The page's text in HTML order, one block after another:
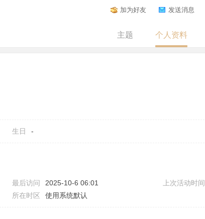
加为好友 发送消息
主题 个人资料
生日 -
最后访问 2025-10-6 06:01 上次活动时间
所在时区 使用系统默认